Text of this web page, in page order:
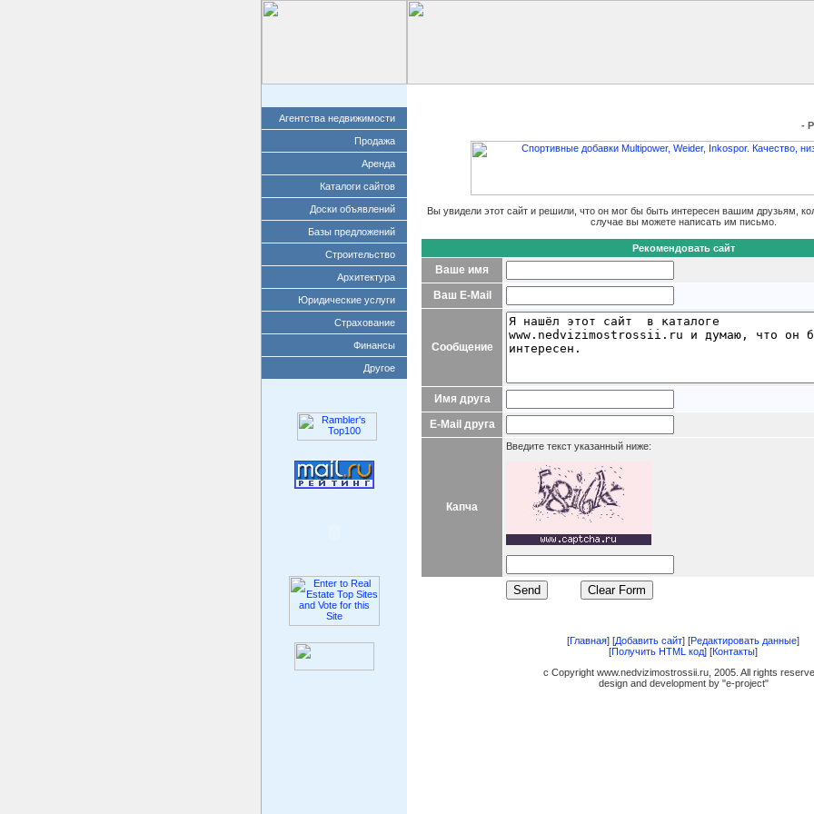
Агентства недвижимости
Продажа
Аренда
Каталоги сайтов
Доски объявлений
Базы предложений
Строительство
Архитектура
Юридические услуги
Страхование
Финансы
Другое
-
Вы увидели этот сайт и решили, что он мог бы быть интересен вашим друзьям,
случае вы можете написать им письмо.
Рекомендовать сайт
Ваше имя
Ваш E-Mail
Сообщение
Имя друга
E-Mail друга
Капча
Введите текст указанный ниже:
[Главная] [Добавить сайт] [Редактировать данные]
[Получить HTML код] [Контакты]
c Copyright www.nedvizimostrossii.ru, 2005. All rights
design and development by "e-project"